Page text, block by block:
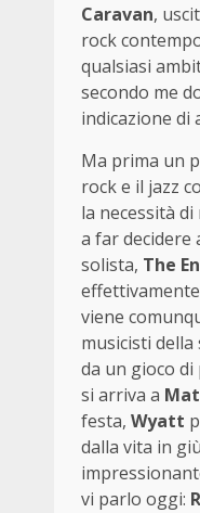
Caravan,
rock
qualsiasi
secondo me
indicazione di
Ma prima un
rock e il jazz
la necessità
a far decidere
solista, The
effettivamente
viene
musicisti
da un gioco
si arriva a
festa, Wyatt
dalla vita in
vi parlo oggi: